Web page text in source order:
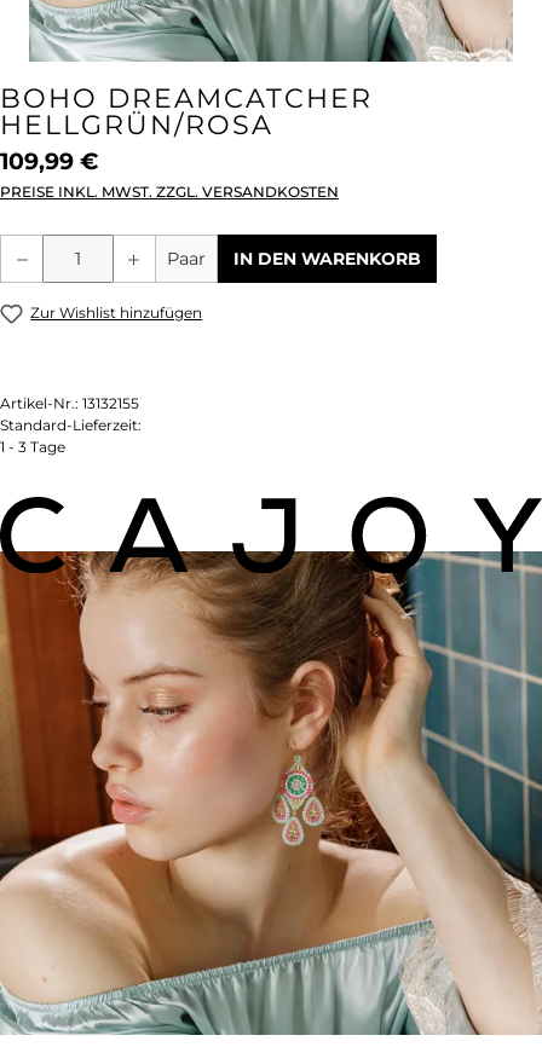
BOHO DREAMCATCHER
HELLGRÜN/ROSA
109,99 €
PREISE INKL. MWST. ZZGL. VERSANDKOSTEN
Produkt Anzahl: Gib den gewünschten
Paar IN DEN WARENKORB
Zur Wishlist hinzufügen
Artikel-Nr.: 13132155
Standard-Lieferzeit:
1 - 3 Tage